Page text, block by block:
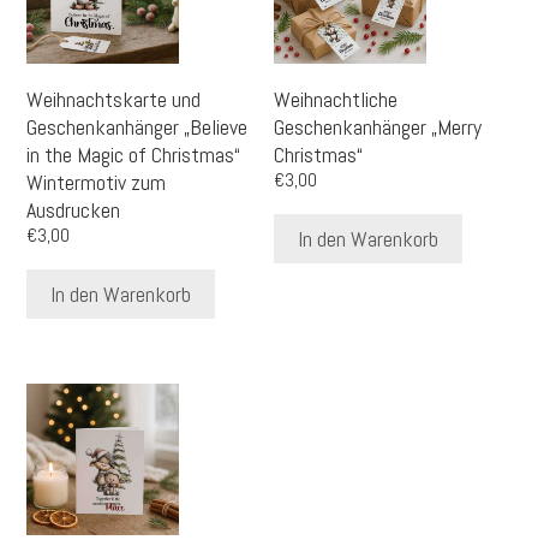
Weihnachtskarte und
Geschenkanhänger „Believe
in the Magic of Christmas“
Wintermotiv zum
Ausdrucken
€3,00
In den Warenkorb
Weihnachtliche
Geschenkanhänger „Merry
Christmas“
€3,00
In den Warenkorb